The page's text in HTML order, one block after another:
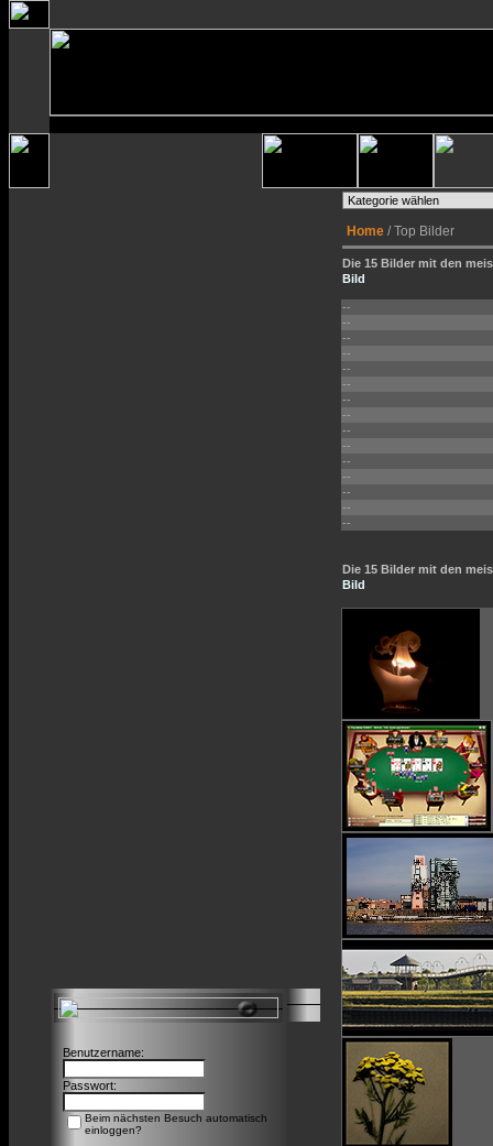
Benutzername:
Passwort:
Beim nächsten Besuch automatisch
einloggen?
Home / Top Bilder
Die 15 Bilder mit den
Bild
--
--
--
--
--
--
--
--
--
--
--
--
--
--
--
Die 15 Bilder mit den
Bild